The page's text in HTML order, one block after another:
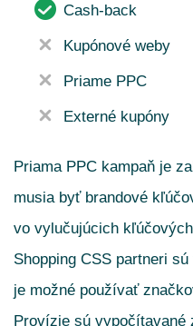
Cash-back
Kupónové weby
Priame PPC
Externé kupóny
Priama PPC kampaň je
musia byť brandové
vo vylučujúcich
Shopping CSS partneri
je možné používať
Provízie sú vypočítavané